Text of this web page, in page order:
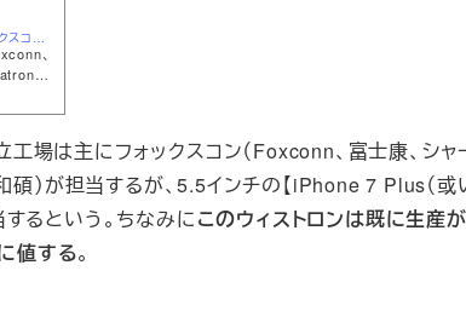
http://xiaolongchakan.com/archives/iphone-7生産のためフォックスコンとペガトロンが早く.html
、
、
場は主にフォックスコン（Foxconn、富士康、シ
）が担当するが、5.5インチの【iPhone 7 Plus（
するという。ちなみにこのウィストロンは既に生産
値する。